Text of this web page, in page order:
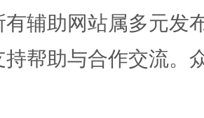
辅助网站属多元发
帮助与合作交流。